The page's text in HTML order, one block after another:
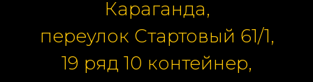
Караганда,
переулок Стартовый 61/1,
19 ряд 10 контейнер,